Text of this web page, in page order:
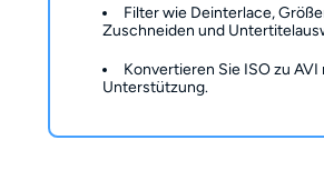
Filter wie Deinterlace,
Zuschneiden und
Konvertieren Sie ISO zu AVI
Unterstützung.